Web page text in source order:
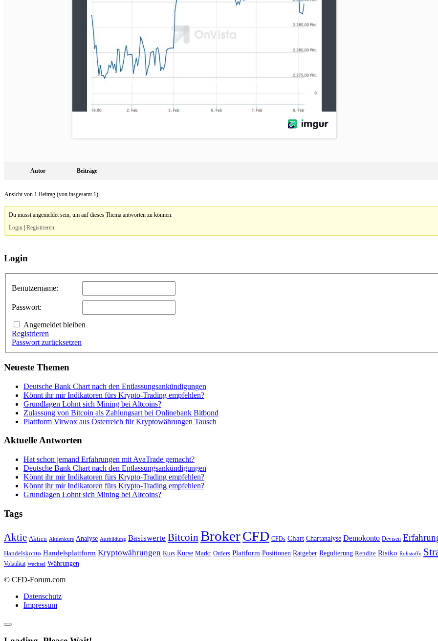
Autor Beiträge
Ansicht von 1 Beitrag (von insgesamt 1)
Du musst angemeldet sein, um auf dieses Thema antworten zu können.
Login |Registrieren
Login
Benutzername:
Passwort:
Angemeldet bleiben
Registrieren
Passwort zurücksetzen
Neueste Themen
Deutsche Bank Chart nach den Entlassungsankündigungen
Könnt ihr mir Indikatoren fürs Krypto-Trading empfehlen?
Grundlagen Lohnt sich Mining bei Altcoins?
Zulassung von Bitcoin als Zahlungsart bei Onlinebank Bitbond
Plattform Virwox aus Österreich für Kryptowährungen Tausch
Aktuelle Antworten
Hat schon jemand Erfahrungen mit AvaTrade gemacht?
Deutsche Bank Chart nach den Entlassungsankündigungen
Könnt ihr mir Indikatoren fürs Krypto-Trading empfehlen?
Könnt ihr mir Indikatoren fürs Krypto-Trading empfehlen?
Grundlagen Lohnt sich Mining bei Altcoins?
Tags
Aktie Aktien Aktienkurs Analyse Ausbildung Basiswerte Bitcoin BrokerCFD CFDs Chart Chartanalyse Demokonto Devisen
Handelskonto Handelsplattform Kryptowährungen Kurs Kurse Markt Orders Plattform Positionen Ratgeber Regulierung Rendite Risiko Rohstoffe
Volatilität Wechsel Währungen
© CFD-Forum.com
Datenschutz
Impressum